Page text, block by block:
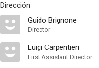
Dirección
Guido Brignone
Director
Luigi Carpentieri
First Assistant Director